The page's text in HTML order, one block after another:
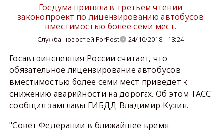
Госдума приняла в третьем чтении
законопроект по лицензированию автобусов
вместимостью более семи мест.
Служба новостей ForPost 24/10/2018 - 13:24
Госавтоинспекция России считает, что
обязательное лицензирование автобусов
вместимостью более семи мест приведет к
снижению аварийности на дорогах. Об этом ТАСС
сообщил замглавы ГИБДД Владимир Кузин.
"Совет Федерации в ближайшее время